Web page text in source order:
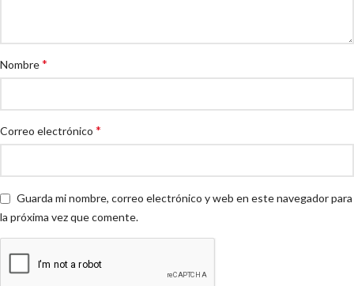
Nombre*
Correo electrónico *
Guarda mi nombre, correo electrónico y web en este navegador para
la próxima vez que comente.